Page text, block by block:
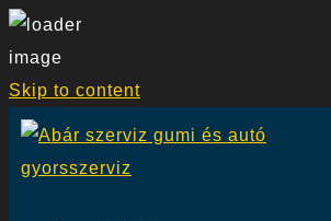
Skip to content